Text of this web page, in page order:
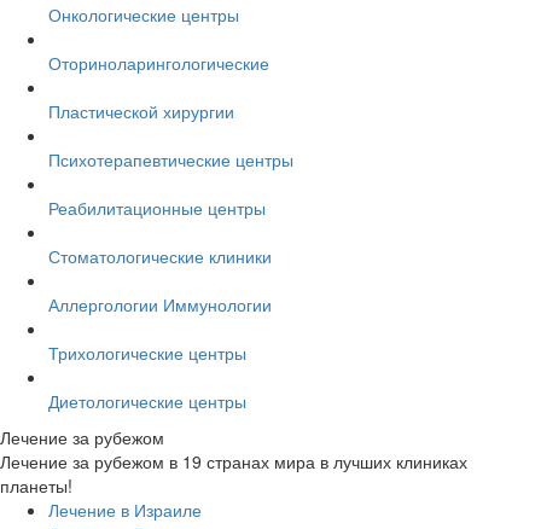
Онкологические центры
Оториноларингологические
Пластической хирургии
Психотерапевтические центры
Реабилитационные центры
Стоматологические клиники
Аллергологии Иммунологии
Трихологические центры
Диетологические центры
Лечение за рубежом
Лечение за рубежом в 19 странах мира в лучших клиниках
планеты!
Лечение в Израиле